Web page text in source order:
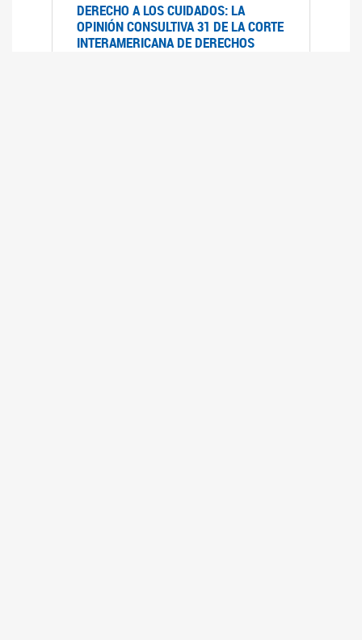
DERECHO A LOS CUIDADOS: LA
OPINIÓN CONSULTIVA 31 DE LA CORTE
INTERAMERICANA DE DERECHOS